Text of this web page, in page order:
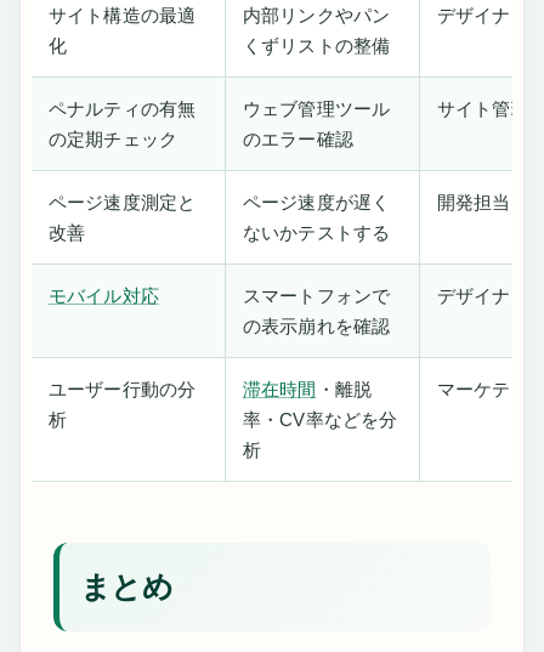
サイト構造の最適
化
内部リンクやパン
くずリストの整備
デザイナー
ペナルティの有無
の定期チェック
ウェブ管理ツール
のエラー確認
サイト管理
ページ速度測定と
改善
ページ速度が遅く
ないかテストする
開発担当
モバイル対応
スマートフォンで
の表示崩れを確認
デザイナー
ユーザー行動の分
析
滞在時間 ・離脱
率・CV率などを分
析
マーケティ
まとめ